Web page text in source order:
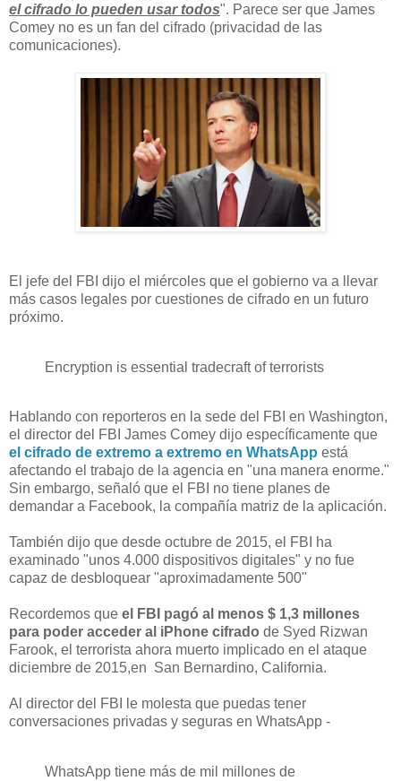
el cifrado lo pueden usar todos". Parece ser que James
Comey no es un fan del cifrado (privacidad de las
comunicaciones).
El jefe del FBI dijo el miércoles que el gobierno va a llevar
más casos legales por cuestiones de cifrado en un futuro
próximo.
Encryption is essential tradecraft of terrorists
Hablando con reporteros en la sede del FBI en Washington,
el director del FBI James Comey dijo específicamente que
el cifrado de extremo a extremo en WhatsApp está
afectando el trabajo de la agencia en "una manera enorme."
Sin embargo, señaló que el FBI no tiene planes de
demandar a Facebook, la compañía matriz de la aplicación.
También dijo que desde octubre de 2015, el FBI ha
examinado "unos 4.000 dispositivos digitales" y no fue
capaz de desbloquear "aproximadamente 500"
Recordemos que el FBI pagó al menos $ 1,3 millones
para poder acceder al iPhone cifrado de Syed Rizwan
Farook, el terrorista ahora muerto implicado en el ataque
diciembre de 2015,en San Bernardino, California.
Al director del FBI le molesta que puedas tener
conversaciones privadas y seguras en WhatsApp -
WhatsApp tiene más de mil millones de